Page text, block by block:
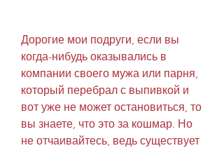
Дорогие мои подруги, если вы
когда-нибудь оказывались в
компании своего мужа или парня,
который перебрал с выпивкой и
вот уже не может остановиться, то
вы знаете, что это за кошмар. Но
не отчаивайтесь, ведь существует